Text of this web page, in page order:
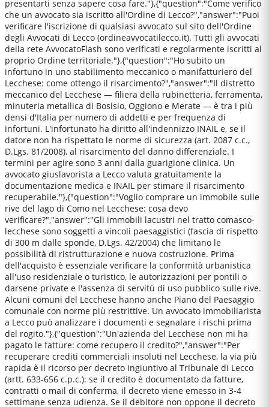
presentarti senza sapere cosa fare."},{"question":"Come verifico
che un avvocato sia iscritto all'Ordine di Lecco?","answer":"Puoi
verificare l'iscrizione di qualsiasi avvocato sul sito dell'Ordine
degli Avvocati di Lecco (ordineavvocatilecco.it). Tutti gli avvocati
della rete AvvocatoFlash sono verificati e regolarmente iscritti al
proprio Ordine territoriale."},{"question":"Ho subito un
infortuno in uno stabilimento meccanico o manifatturiero del
Lecchese: come ottengo il risarcimento?","answer":"Il distretto
meccanico del Lecchese — filiera della rubinetteria, ferramenta,
minuteria metallica di Bosisio, Oggiono e Merate — è tra i più
densi d'Italia per numero di addetti e per frequenza di
infortuni. L'infortunato ha diritto all'indennizzo INAIL e, se il
datore non ha rispettato le norme di sicurezza (art. 2087 c.c.,
D.Lgs. 81/2008), al risarcimento del danno differenziale. I
termini per agire sono 3 anni dalla guarigione clinica. Un
avvocato giuslavorista a Lecco valuta gratuitamente la
documentazione medica e INAIL per stimare il risarcimento
recuperabile."},{"question":"Voglio comprare un immobile sulle
rive del lago di Como nel Lecchese: cosa devo
verificare?","answer":"Gli immobili lacustri nel tratto comasco-
lecchese sono soggetti a vincoli paesaggistici (fascia di rispetto
di 300 m dalle sponde, D.Lgs. 42/2004) che limitano le
possibilità di ristrutturazione e nuova costruzione. Prima
dell'acquisto è essenziale verificare la conformità urbanistica
all'uso residenziale o turistico, le autorizzazioni per pontili o
darsene private e l'assenza di servitù di uso pubblico sulle rive.
Alcuni comuni del Lecchese hanno anche Piano del Paesaggio
comunale con norme più restrittive. Un avvocato immobiliarista
a Lecco può analizzare i documenti e segnalare i rischi prima
del rogito."},{"question":"Un'azienda del Lecchese non mi ha
pagato le fatture: come recupero il credito?","answer":"Per
recuperare crediti commerciali insoluti nel Lecchese, la via più
rapida è il ricorso per decreto ingiuntivo al Tribunale di Lecco
(artt. 633-656 c.p.c.): se il credito è documentato da fatture,
contratti o mail di conferma, il decreto viene emesso in 3-4
settimane senza udienza. Se il debitore non oppone il decreto